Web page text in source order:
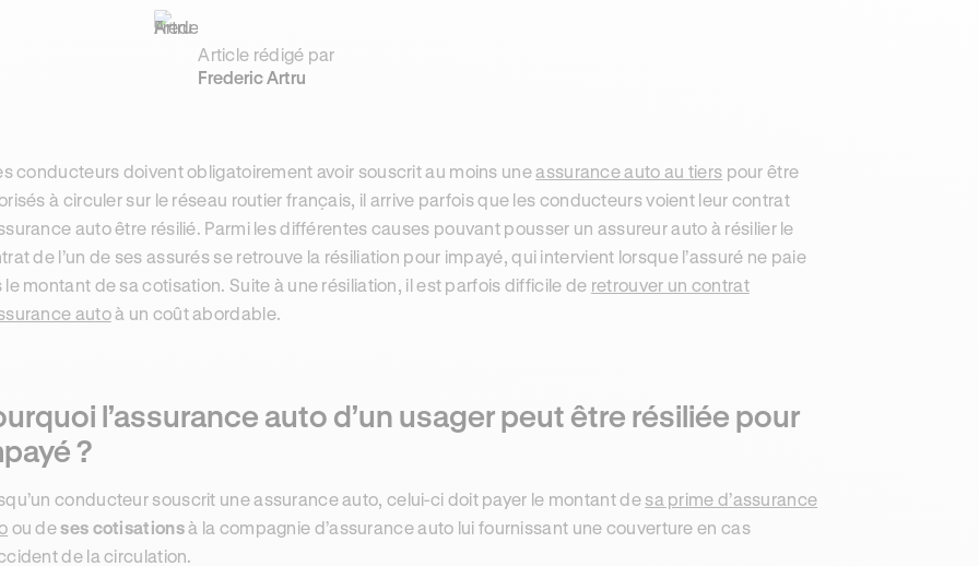
Article rédigé par
Frederic Artru
conducteurs doivent obligatoirement avoir souscrit au moins uneassurance auto au tiers pour être
à circuler sur le réseau routier français, il arrive parfois que les conducteurs voient leur contrat
auto être résilié. Parmi les différentes causes pouvant pousser un assureur auto à résilier le
de l’un de ses assurés se retrouve la résiliation pour impayé, qui intervient lorsque l’assuré ne paie
le montant de sa cotisation. Suite à une résiliation, il est parfois difficile de retrouver un contrat
autoà un coût abordable.
l’assurance auto d’un usager peut être résiliée pour
?
conducteur souscrit une assurance auto, celui-ci doit payer le montant de sa prime d’assurance
ou deses cotisationsà la compagnie d’assurance auto lui fournissant une couverture en cas
de la circulation.